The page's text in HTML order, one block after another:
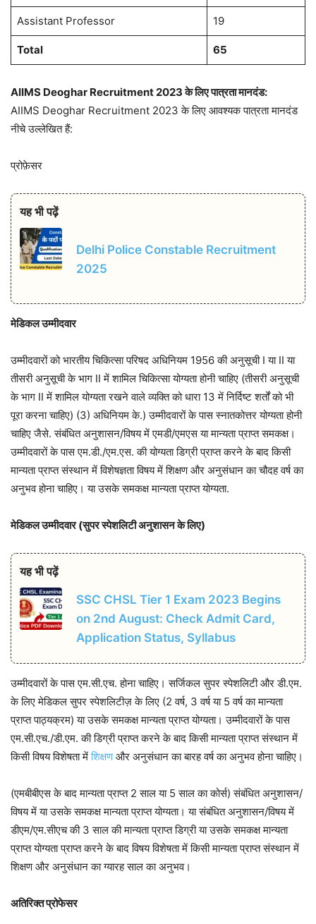
Assistant Professor 19
Total 65
AIIMS Deoghar Recruitment 2023 के लिए पात्रता मानदंड:
AIIMS Deoghar Recruitment 2023 के लिए आवश्यक पात्रता मानदंड
नीचे उल्लेखित हैं:
प्रोफ़ेसर
यह भी पढ़ें
Delhi Police Constable Recruitment
2025
मेडिकल उम्मीदवार
उम्मीदवारों को भारतीय चिकित्सा परिषद अधिनियम 1956 की अनुसूची I या II या
तीसरी अनुसूची के भाग II में शामिल चिकित्सा योग्यता होनी चाहिए (तीसरी अनुसूची
के भाग II में शामिल योग्यता रखने वाले व्यक्ति को धारा 13 में निर्दिष्ट शर्तों को भी
पूरा करना चाहिए) (3) अधिनियम के.) उम्मीदवारों के पास स्नातकोत्तर योग्यता होनी
चाहिए जैसे. संबंधित अनुशासन/विषय में एमडी/एमएस या मान्यता प्राप्त समकक्ष।
उम्मीदवारों के पास एम.डी./एम.एस. की योग्यता डिग्री प्राप्त करने के बाद किसी
मान्यता प्राप्त संस्थान में विशेषज्ञता विषय में शिक्षण और अनुसंधान का चौदह वर्ष का
अनुभव होना चाहिए। या उसके समकक्ष मान्यता प्राप्त योग्यता.
मेडिकल उम्मीदवार (सुपर स्पेशलिटी अनुशासन के लिए)
यह भी पढ़ें
SSC CHSL Tier 1 Exam 2023 Begins
on 2nd August: Check Admit Card,
Application Status, Syllabus
उम्मीदवारों के पास एम.सी.एच. होना चाहिए। सर्जिकल सुपर स्पेशलिटी और डी.एम.
के लिए मेडिकल सुपर स्पेशलिटीज़ के लिए (2 वर्ष, 3 वर्ष या 5 वर्ष का मान्यता
प्राप्त पाठ्यक्रम) या उसके समकक्ष मान्यता प्राप्त योग्यता। उम्मीदवारों के पास
एम.सी.एच./डी.एम. की डिग्री प्राप्त करने के बाद किसी मान्यता प्राप्त संस्थान में
किसी विषय विशेषता मेंशिक्षणऔर अनुसंधान का बारह वर्ष का अनुभव होना चाहिए।
(एमबीबीएस के बाद मान्यता प्राप्त 2 साल या 5 साल का कोर्स) संबंधित अनुशासन/
विषय में या उसके समकक्ष मान्यता प्राप्त योग्यता। या संबंधित अनुशासन/विषय में
डीएम/एम.सीएच की 3 साल की मान्यता प्राप्त डिग्री या उसके समकक्ष मान्यता
प्राप्त योग्यता प्राप्त करने के बाद विषय विशेषता में किसी मान्यता प्राप्त संस्थान में
शिक्षण और अनुसंधान का ग्यारह साल का अनुभव।
अतिरिक्त प्रोफेसर